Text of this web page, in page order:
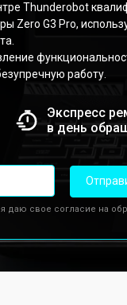
Thunderobot
Zero G3 Pro,
работу.
Экспресс
в день
даю свое согласие на